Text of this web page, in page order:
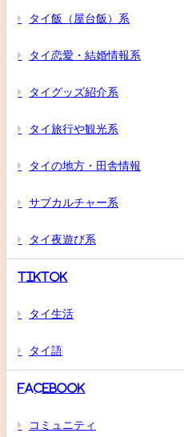
タイ飯（屋台飯）系
タイ恋愛・結婚情報系
タイグッズ紹介系
タイ旅行や観光系
タイの地方・田舎情報
サブカルチャー系
タイ夜遊び系
TikTok
タイ生活
タイ語
Facebook
コミュニティ